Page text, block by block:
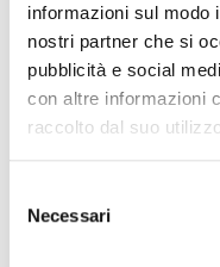
informazioni sul modo
nostri partner che si
pubblicità e social
con altre informazioni
raccolto dal suo
delNecessari
CONSULENZA DEL LAVORO
Regione
ridurre il
grazie agli